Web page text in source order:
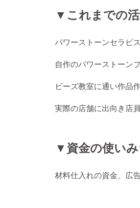
▼これまでの
パワーストーンセラピ
自作のパワーストーン
ビーズ教室に通い作品
実際の店舗に出向き店
▼資金の使い
材料仕入れの資金、広